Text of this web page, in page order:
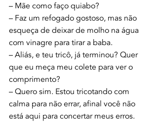
– Mãe como faço quiabo?
– Faz um refogado gostoso, mas não
esqueça de deixar de molho na água
com vinagre para tirar a baba.
– Aliás, e teu tricô, já terminou? Quer
que eu meça meu colete para ver o
comprimento?
– Quero sim. Estou tricotando com
calma para não errar, afinal você não
está aqui para concertar meus erros.